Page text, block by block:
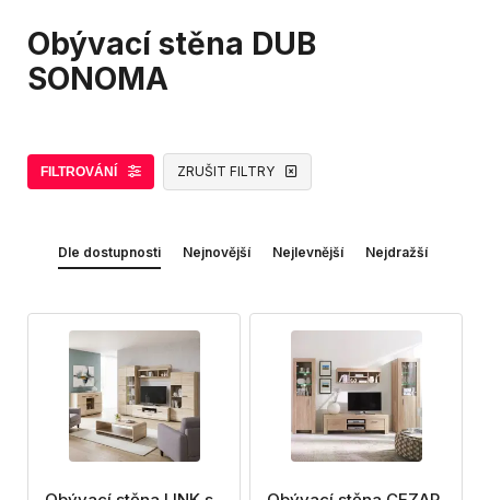
Obývací stěna DUB
SONOMA
FILTROVÁNÍ ZRUŠIT FILTRY
Dle dostupnosti Nejnovější Nejlevnější Nejdražší